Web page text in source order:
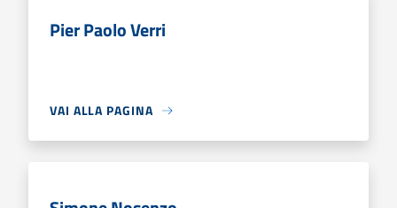
Pier Paolo Verri
VAI ALLA PAGINA